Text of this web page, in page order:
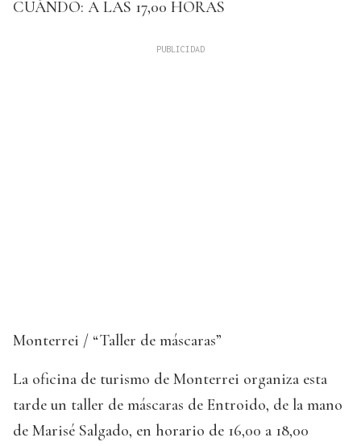
CUÁNDO: A LAS 17,00 HORAS
Monterrei / “Taller de máscaras”
La oficina de turismo de Monterrei organiza esta
tarde un taller de máscaras de Entroido, de la mano
de Marisé Salgado, en horario de 16,00 a 18,00